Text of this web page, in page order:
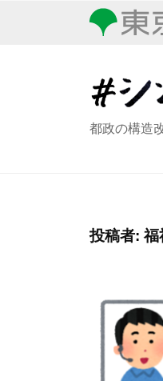
シ
セ
都政の構造
投稿者:福
ン
セ
イ